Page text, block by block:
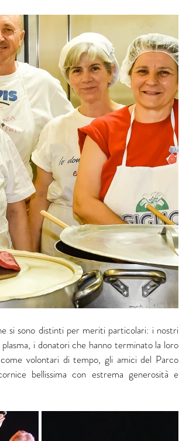
si sono distinti per meriti particolari: i nostri
i donatori che hanno terminato la loro
volontari di tempo, gli amici del Parco
bellissima con estrema generosità e